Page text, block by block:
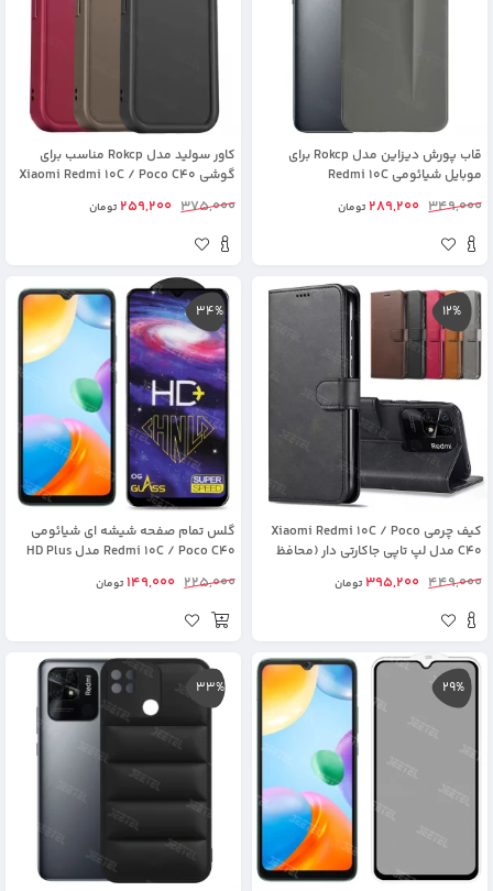
قاب پورش دیزاین مدل Rokcp برای
موبایل شیائومی Redmi 10C
349,000
289,200تومان
کاور سولید مدل Rokcp مناسب برای
گوشی Xiaomi Redmi 10C / Poco C40
375,000
259,200تومان
12%
کیف چرمی Xiaomi Redmi 10C / Poco
C40 مدل لپ تاپی جاکارتی دار (محافظ
449,000
395,200تومان
34%
گلس تمام صفحه شیشه ای شیائومی
Redmi 10C / Poco C40 مدل HD Plus
225,000
149,000تومان
29%
33%